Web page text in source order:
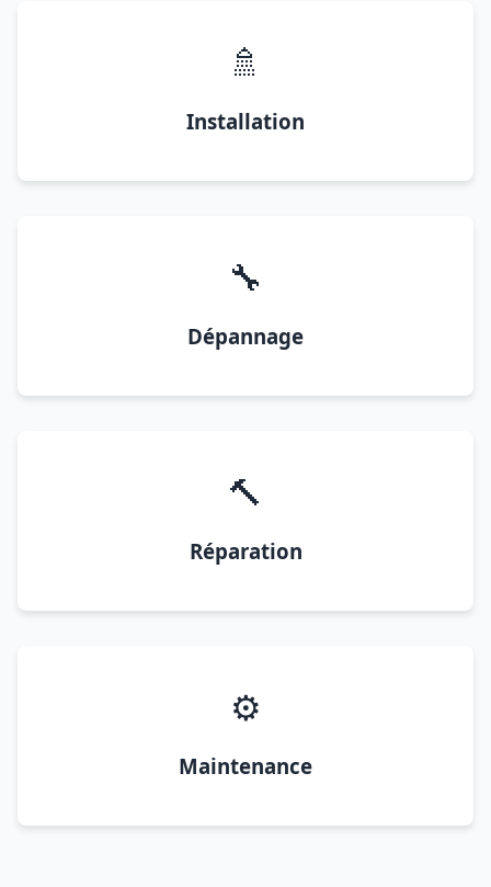
🚿
Installation
🔧
Dépannage
🔨
Réparation
⚙️
Maintenance